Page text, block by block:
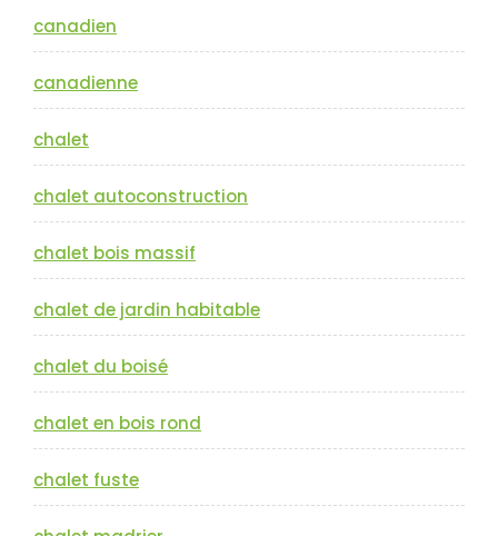
canadien
canadienne
chalet
chalet autoconstruction
chalet bois massif
chalet de jardin habitable
chalet du boisé
chalet en bois rond
chalet fuste